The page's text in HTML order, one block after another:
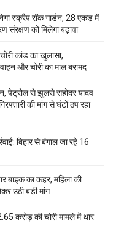
स्क्रैप रॉक गार्डन, 28 एकड़ में
संरक्षण को मिलेगा बढ़ावा
कांड का खुलासा,
और चोरी का माल बरामद
पेट्रोल से झुलसे सहोदर यादव
की मांग से घंटों ठप रहा
बिहार से बंगाल जा रहे 16
बाइक का कहर, महिला की
उठी बड़ी मांग
करोड़ की चोरी मामले में थार